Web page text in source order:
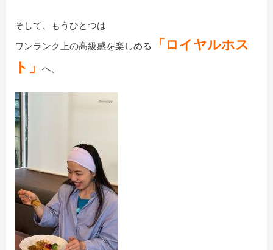
そして、もうひとつは
ワンランク上の高級感を楽しめる
「ロイヤルホス
ト」
へ。